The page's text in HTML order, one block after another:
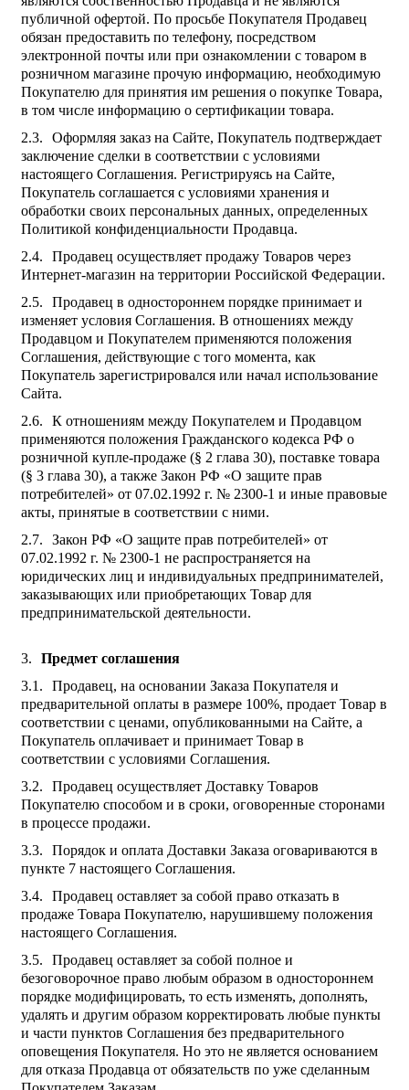
публичной офертой. По просьбе Покупателя Продавец
обязан предоставить по телефону, посредством
электронной почты или при ознакомлении с товаром в
розничном магазине прочую информацию, необходимую
Покупателю для принятия им решения о покупке Товара,
в том числе информацию о сертификации товара.
Оформляя заказ на Сайте, Покупатель подтверждает
заключение сделки в соответствии с условиями
настоящего Соглашения. Регистрируясь на Сайте,
Покупатель соглашается с условиями хранения и
обработки своих персональных данных, определенных
Политикой конфиденциальности Продавца.
Продавец осуществляет продажу Товаров через
Интернет-магазин на территории Российской Федерации.
Продавец в одностороннем порядке принимает и
изменяет условия Соглашения. В отношениях между
Продавцом и Покупателем применяются положения
Соглашения, действующие с того момента, как
Покупатель зарегистрировался или начал использование
Сайта.
К отношениям между Покупателем и Продавцом
применяются положения Гражданского кодекса РФ о
розничной купле-продаже (§ 2 глава 30), поставке товара
(§ 3 глава 30), а также Закон РФ «О защите прав
потребителей» от 07.02.1992 г. № 2300-1 и иные правовые
акты, принятые в соответствии с ними.
Закон РФ «О защите прав потребителей» от
07.02.1992 г. № 2300-1 не распространяется на
юридических лиц и индивидуальных предпринимателей,
заказывающих или приобретающих Товар для
предпринимательской деятельности.
Предмет соглашения
Продавец, на основании Заказа Покупателя и
предварительной оплаты в размере 100%, продает Товар в
соответствии с ценами, опубликованными на Сайте, а
Покупатель оплачивает и принимает Товар в
соответствии с условиями Соглашения.
Продавец осуществляет Доставку Товаров
Покупателю способом и в сроки, оговоренные сторонами
в процессе продажи.
Порядок и оплата Доставки Заказа оговариваются в
пункте 7 настоящего Соглашения.
Продавец оставляет за собой право отказать в
продаже Товара Покупателю, нарушившему положения
настоящего Соглашения.
Продавец оставляет за собой полное и
безоговорочное право любым образом в одностороннем
порядке модифицировать, то есть изменять, дополнять,
удалять и другим образом корректировать любые пункты
и части пунктов Соглашения без предварительного
оповещения Покупателя. Но это не является основанием
для отказа Продавца от обязательств по уже сделанным